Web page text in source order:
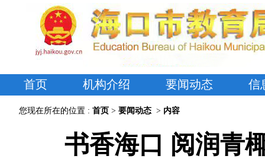
首页 机构介绍 要闻动态 信
您现在所在的位置 : 首页 > 要闻动态 > 内容
书香海口 阅润青